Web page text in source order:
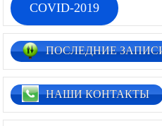
COVID-2019
ПОСЛЕДНИЕ
НАШИ КОНТАКТЫ